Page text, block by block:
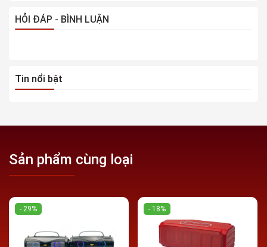
HỎI ĐÁP - BÌNH LUẬN
Tin nổi bật
Sản phẩm cùng loại
- 29% - 18%